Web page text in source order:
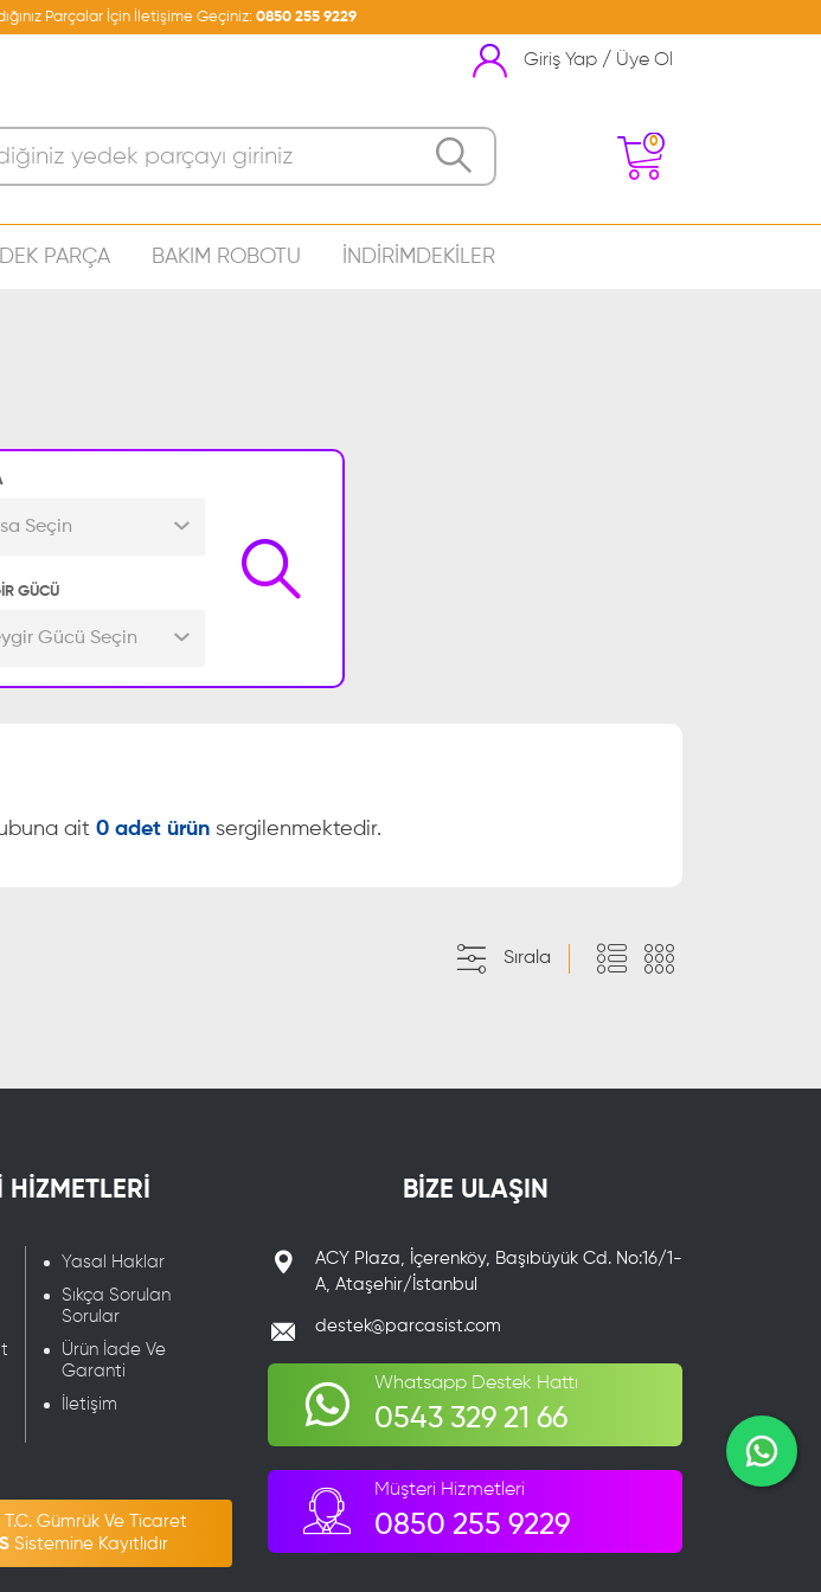
Parçalar İçin İletişime Geçiniz: 0850 255 9229
Giriş Yap / Üye Ol
0
PARÇA BAKIM ROBOTU İNDİRİMDEKİLER
Seçin
GÜCÜ
Gücü Seçin
ait 0 adet ürün sergilenmektedir.
Sırala
HİZMETLERİ
Yasal Haklar
Sıkça Sorulan
Sorular
Ürün İade Ve
Garanti
İletişim
Gümrük Ve Ticaret
Sistemine Kayıtlıdır
BİZE ULAŞIN
ACY Plaza, İçerenköy, Başıbüyük Cd. No:16/1-
A, Ataşehir/İstanbul
destek@parcasist.com
Whatsapp Destek Hattı
0543 329 21 66
Müşteri Hizmetleri
0850 255 9229